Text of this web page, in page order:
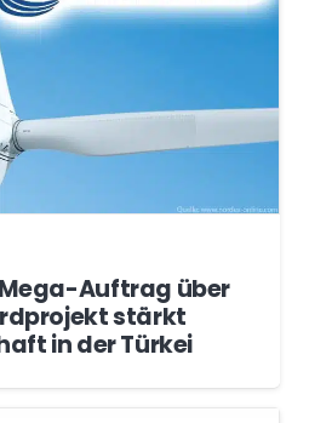
Auftrag über
stärkt
in der Türkei